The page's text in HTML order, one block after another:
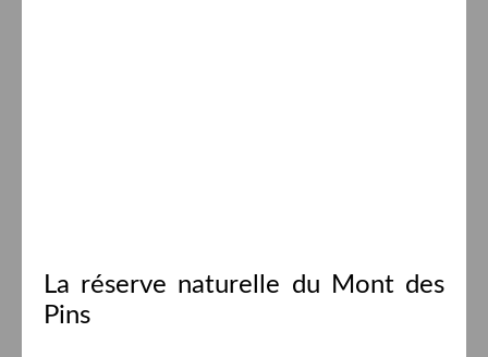
La réserve naturelle du Mont des
Pins